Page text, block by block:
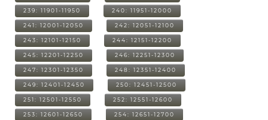
239: 11901-11950 240: 11951-12000
241: 12001-12050 242: 12051-12100
243: 12101-12150 244: 12151-12200
245: 12201-12250 246: 12251-12300
247: 12301-12350 248: 12351-12400
249: 12401-12450 250: 12451-12500
251: 12501-12550 252: 12551-12600
253: 12601-12650 254: 12651-12700